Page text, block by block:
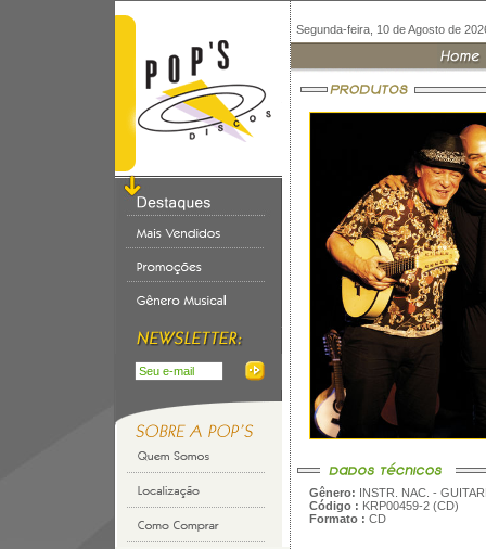
Segunda-feira, 10 de Agosto de
Gênero: INSTR. NAC. -
Código : KRP00459-2 (CD)
Formato : CD